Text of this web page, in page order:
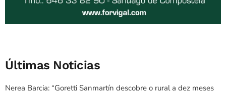
Últimas Noticias
Nerea Barcia: “Goretti Sanmartín descobre o rural a dez meses